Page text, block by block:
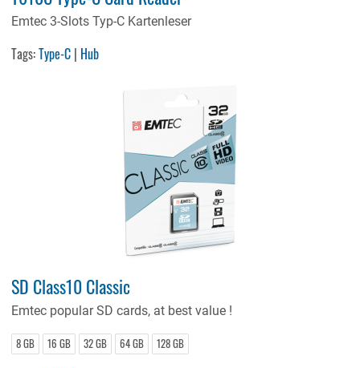
Emtec 3-Slots Typ-C Kartenleser
Tags:Type-C | Hub
SD Class10 Classic
Emtec popular SD cards, at best value !
8 GB 16 GB 32 GB 64 GB 128 GB